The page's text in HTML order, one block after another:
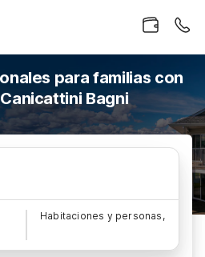
para familias con
Bagni
Habitaciones y personas,